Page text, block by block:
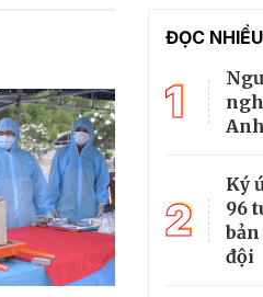
ĐỌC NHIỀU
1
2
Ký
96
đội